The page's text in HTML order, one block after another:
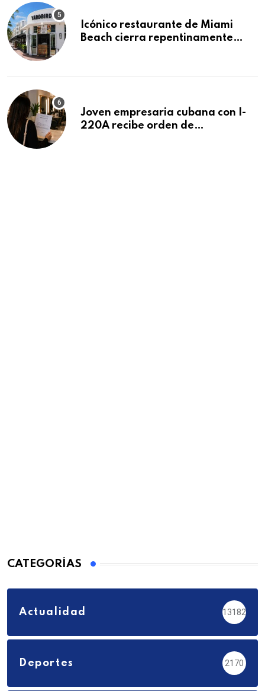
Icónico restaurante de Miami
Beach cierra repentinamente
Joven empresaria cubana con I-
220A recibe orden de
CATEGORÍAS
Actualidad 13182
Deportes 2170